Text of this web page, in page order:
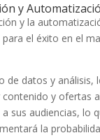
y
y la
el éxito en el
de datos y análisis,
y ofertas
sus audiencias, lo
la